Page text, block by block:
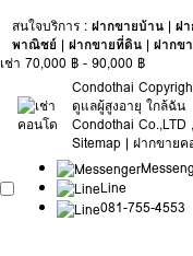
สนใจบริการ :ฝากขายบ้าน |ฝ
พาณิชย์ |ฝากขายที่ดิน |ฝากข
เช่า 70,000 ฿ - 90,000 ฿
Condothai
ดูแลผู้สูงอายุ ใกล้ฉัน
Condothai Co.,LTD
Sitemap |ฝากขายค
Line
081-755-4553